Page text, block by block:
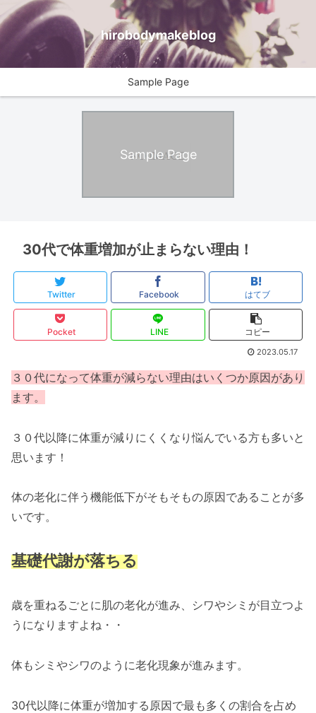
hirobodymakeblog
Sample Page
Sample Page
30代で体重増加が止まらない理由！
Twitter Facebook はてブ
Pocket LINE コピー
2023.05.17
３０代になって体重が減らない理由はいくつか原因があり
ます。
３０代以降に体重が減りにくくなり悩んでいる方も多いと
思います！
体の老化に伴う機能低下がそもそもの原因であることが多
いです。
基礎代謝が落ちる
歳を重ねるごとに肌の老化が進み、シワやシミが目立つよ
うになりますよね・・
体もシミやシワのように老化現象が進みます。
30代以降に体重が増加する原因で最も多くの割合を占め